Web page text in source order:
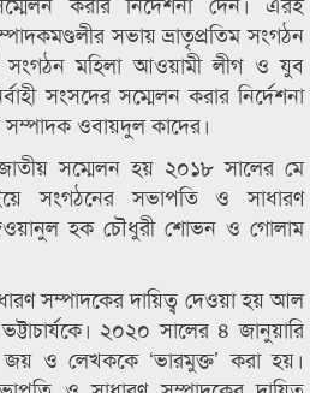
সভায় ভ্রাতৃপ্রতিম সংগঠন
সংগঠন মহিলা আওয়ামী লীগ ও যুব
সংসদের সম্মেলন করার নির্দেশনা
ওবায়দুল কাদের।
সম্মেলন হয় ২০১৮ সালের মে
সংগঠনের সভাপতি ও সাধারণ
হক চৌধুরী শোভন ও গোলাম
সম্পাদকের দায়িত্ব দেওয়া হয় আল
২০২০ সালের ৪ জানুয়ারি
জয় ও লেখককে ‘ভারমুক্ত’ করা হয়।